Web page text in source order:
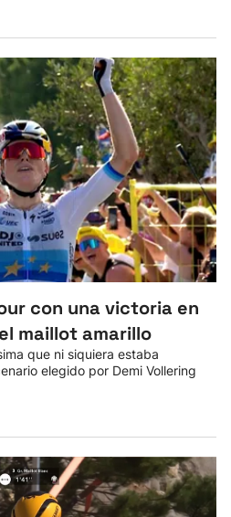
con una victoria en
maillot amarillo
que ni siquiera estaba
elegido por Demi Vollering